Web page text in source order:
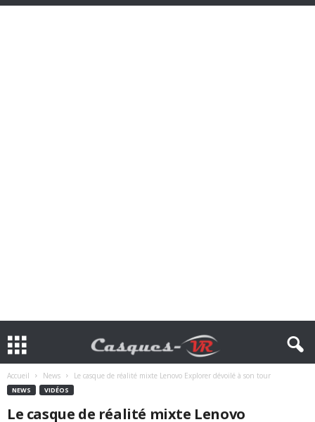
Accueil News Le casque de réalité mixte Lenovo Explorer dévoilé à son tour
NEWS VIDÉOS
Le casque de réalité mixte Lenovo